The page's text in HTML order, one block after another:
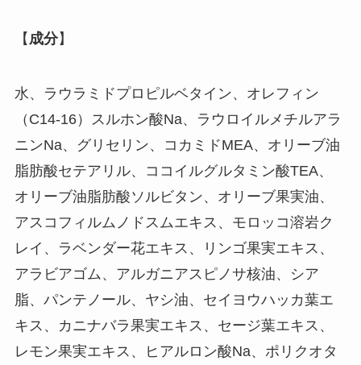
【 成分】
水、ラウラミドプロピルベタイン、オレフィン
（C14-16）スルホン酸Na、ラウロイルメチルアラ
ニンNa、グリセリン、コカミドMEA、オリーブ油
脂肪酸セテアリル、ココイルグルタミン酸TEA、
オリーブ油脂肪酸ソルビタン、オリーブ果実油、
アスコフィルムノドスムエキス、モロッコ溶岩ク
レイ、ラベンダー花エキス、リンゴ果実エキス、
アラビアゴム、アルガニアスピノサ核油、シア
脂、パンテノール、ヤシ油、セイヨウハッカ葉エ
キス、カニナバラ果実エキス、セージ葉エキス、
レモン果実エキス、ヒアルロン酸Na、ポリクオタ